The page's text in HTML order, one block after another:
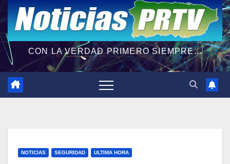
CON LA VERDAD PRIMERO SIEMPRE...
NOTICIAS SEGURIDAD ULTIMA HORA